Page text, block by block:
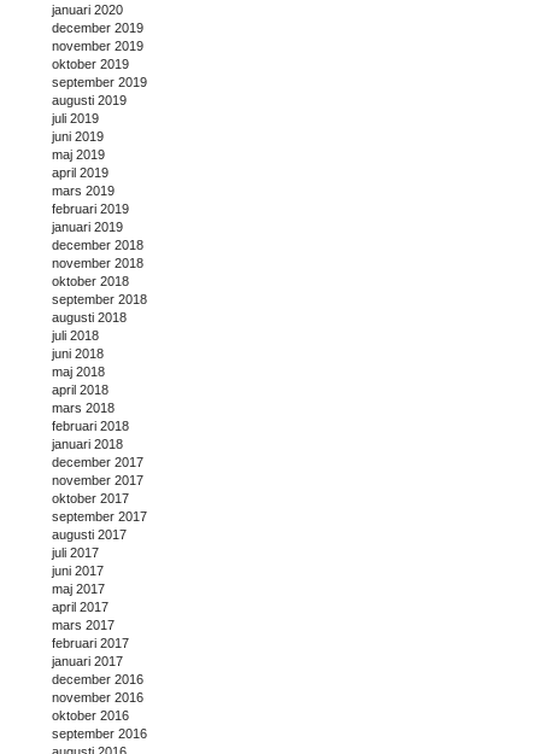
januari 2020
december 2019
november 2019
oktober 2019
september 2019
augusti 2019
juli 2019
juni 2019
maj 2019
april 2019
mars 2019
februari 2019
januari 2019
december 2018
november 2018
oktober 2018
september 2018
augusti 2018
juli 2018
juni 2018
maj 2018
april 2018
mars 2018
februari 2018
januari 2018
december 2017
november 2017
oktober 2017
september 2017
augusti 2017
juli 2017
juni 2017
maj 2017
april 2017
mars 2017
februari 2017
januari 2017
december 2016
november 2016
oktober 2016
september 2016